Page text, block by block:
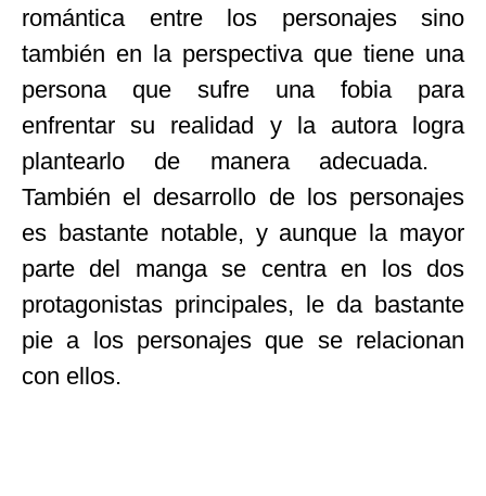
romántica entre los personajes sino
también en la perspectiva que tiene una
persona que sufre una fobia para
enfrentar su realidad y la autora logra
plantearlo de manera adecuada.
También el desarrollo de los personajes
es bastante notable, y aunque la mayor
parte del manga se centra en los dos
protagonistas principales, le da bastante
pie a los personajes que se relacionan
con ellos.